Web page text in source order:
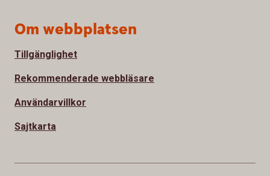
Om webbplatsen
Tillgänglighet
Rekommenderade webbläsare
Användarvillkor
Sajtkarta